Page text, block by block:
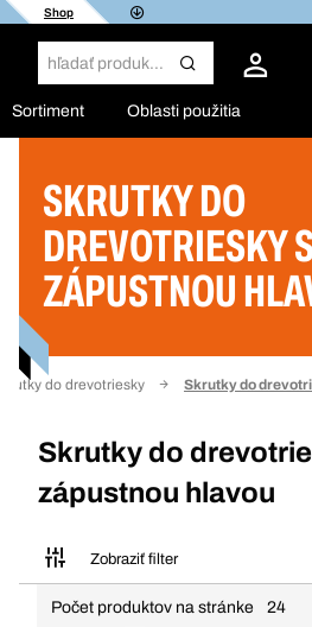
Shop
Sortiment Oblasti použitia
SKRUTKY DO
DREVOTRIESKY
ZÁPUSTNOU
do drevotriesky Skrutky do
Skrutky do
zápustnou hlavou
Zobraziť filter
Filter
Počet produktov na stránke
24